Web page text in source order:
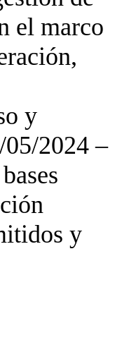
el marco
y
2024 –
y